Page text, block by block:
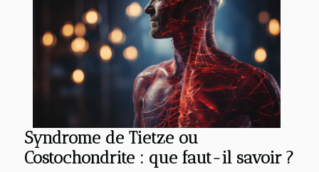
Syndrome de Tietze ou
Costochondrite : que faut-il savoir ?